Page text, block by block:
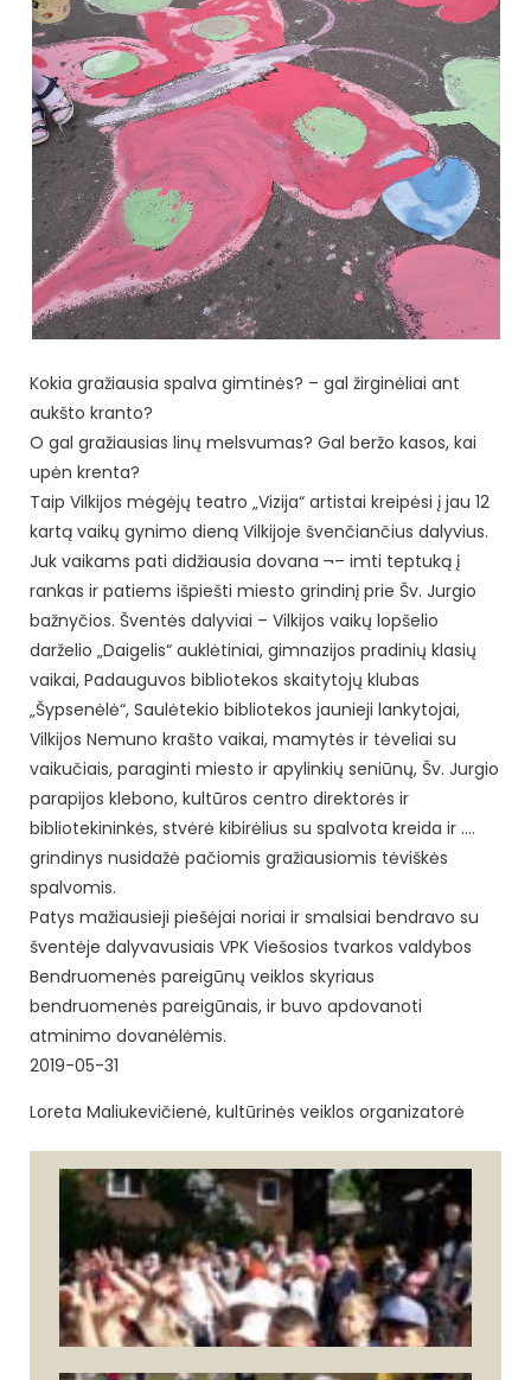
Kokia gražiausia spalva gimtinės? – gal žirginėliai ant
aukšto kranto?
O gal gražiausias linų melsvumas? Gal beržo kasos, kai
upėn krenta?
Taip Vilkijos mėgėjų teatro „Vizija“ artistai kreipėsi į jau 12
kartą vaikų gynimo dieną Vilkijoje švenčiančius dalyvius.
Juk vaikams pati didžiausia dovana ¬– imti teptuką į
rankas ir patiems išpiešti miesto grindinį prie Šv. Jurgio
bažnyčios. Šventės dalyviai – Vilkijos vaikų lopšelio
darželio „Daigelis“ auklėtiniai, gimnazijos pradinių klasių
vaikai, Padauguvos bibliotekos skaitytojų klubas
„Šypsenėlė“, Saulėtekio bibliotekos jaunieji lankytojai,
Vilkijos Nemuno krašto vaikai, mamytės ir tėveliai su
vaikučiais, paraginti miesto ir apylinkių seniūnų, Šv. Jurgio
parapijos klebono, kultūros centro direktorės ir
bibliotekininkės, stvėrė kibirėlius su spalvota kreida ir ….
grindinys nusidažė pačiomis gražiausiomis tėviškės
spalvomis.
Patys mažiausieji piešėjai noriai ir smalsiai bendravo su
šventėje dalyvavusiais VPK Viešosios tvarkos valdybos
Bendruomenės pareigūnų veiklos skyriaus
bendruomenės pareigūnais, ir buvo apdovanoti
atminimo dovanėlėmis.
2019-05-31
Loreta Maliukevičienė, kultūrinės veiklos organizatorė